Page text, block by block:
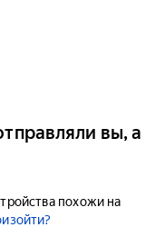
вы, а
похожи на